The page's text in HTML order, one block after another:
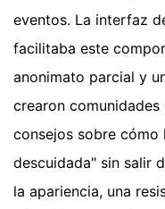
eventos. La interfaz
facilitaba este
anonimato parcial y
crearon
consejos sobre
descuidada" sin salir
la apariencia, una